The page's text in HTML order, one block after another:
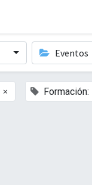
Eventos
×